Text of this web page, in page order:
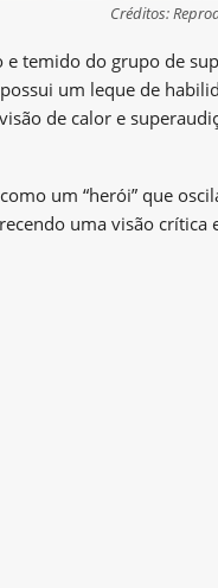
Créditos:
temido do grupo de
um leque de
de calor e
um “herói” que
uma visão